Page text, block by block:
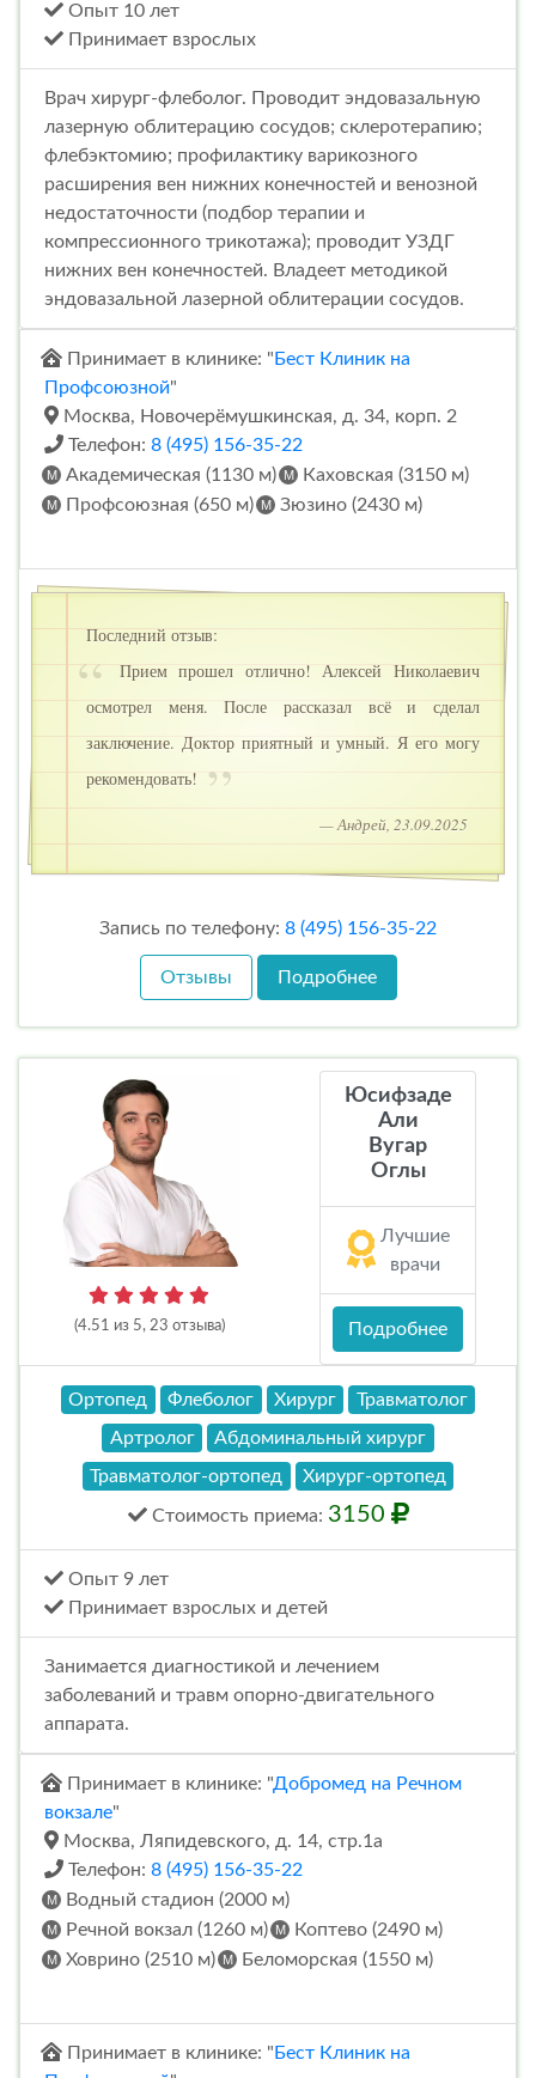
Опыт 10 лет
Принимает взрослых
Врач хирург-флеболог. Проводит эндовазальную
лазерную облитерацию сосудов; склеротерапию;
флебэктомию; профилактику варикозного
расширения вен нижних конечностей и венозной
недостаточности (подбор терапии и
компрессионного трикотажа); проводит УЗДГ
нижних вен конечностей. Владеет методикой
эндовазальной лазерной облитерации сосудов.
Принимает в клинике: " Бест Клиник на
Профсоюзной"
Москва, Новочерёмушкинская, д. 34, корп. 2
Телефон: 8 (495) 156-35-22
Академическая (1130 м)
Каховская (3150 м)
Профсоюзная (650 м)
Зюзино (2430 м)
Последний отзыв:
Прием прошел отлично! Алексей Николаевич
осмотрел меня. После рассказал всё и сделал
заключение. Доктор приятный и умный. Я его могу
рекомендовать!
— Андрей, 23.09.2025
Запись по телефону: 8 (495) 156-35-22
Отзывы Подробнее
(4.51 из 5, 23 отзыва)
Юсифзаде
Али
Вугар
Оглы
Лучшие
врачи
Подробнее
Ортопед Флеболог Хирург
Травматолог
Артролог
Абдоминальный хирург
Травматолог-ортопед
Хирург-ортопед
Стоимость приема: 3150
Опыт 9 лет
Принимает взрослых и детей
Занимается диагностикой и лечением
заболеваний и травм опорно-двигательного
аппарата.
Принимает в клинике: "Добромед на Речном
вокзале"
Москва, Ляпидевского, д. 14, стр.1а
Телефон: 8 (495) 156-35-22
Водный стадион (2000 м)
Речной вокзал (1260 м)
Коптево (2490 м)
Ховрино (2510 м)
Беломорская (1550 м)
Принимает в клинике: " Бест Клиник на